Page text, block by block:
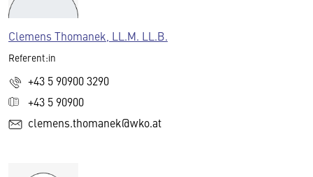
Clemens Thomanek, LL.M. LL.B.
Referent:in
+43 5 90900 3290
+43 5 90900
clemens.thomanek@wko.at